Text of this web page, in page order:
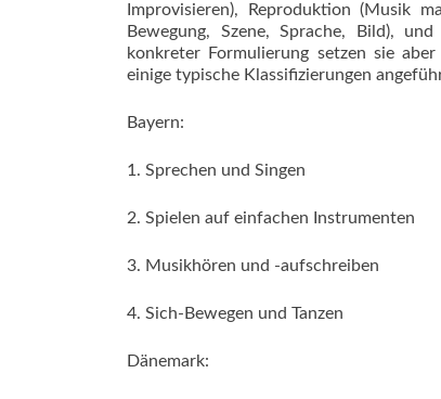
Improvisieren), Reproduktion (Musik
Bewegung, Szene, Sprache, Bild),
konkreter Formulierung setzen sie
einige typische Klassifizierungen
Bayern:
1. Sprechen und Singen
2. Spielen auf einfachen Instrumenten
3. Musikhören und -aufschreiben
4. Sich-Bewegen und Tanzen
Dänemark: